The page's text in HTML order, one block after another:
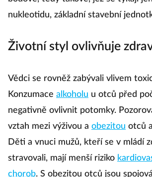
nukleotidu, základní stavební
Životní styl ovlivňuje
Vědci se rovněž zabývali vlivem
Konzumace alkoholu u otců před
negativně ovlivnit potomky.
vztah mezi výživou a obezitou otců
Děti a vnuci mužů, kteří se v mládí
stravovali, mají menší riziko
chorob. S obezitou otců jsou